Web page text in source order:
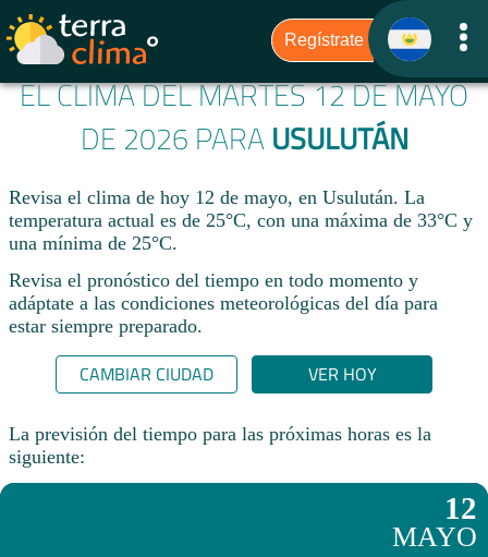
EL CLIMA DEL MARTES 12 DE MAYO
DE 2026 PARA USULUTÁN
Revisa el clima de hoy 12 de mayo, en Usulután. La
temperatura actual es de 25°C, con una máxima de 33°C y
una mínima de 25°C.​
Revisa el pronóstico del tiempo en todo momento y
adáptate a las condiciones meteorológicas del día para
estar siempre preparado.​
CAMBIAR CIUDAD VER HOY
La previsión del tiempo para las próximas horas es la
siguiente:
12
MAYO